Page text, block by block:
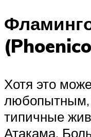
Хотя это
любопытным,
типичные
Атакама.